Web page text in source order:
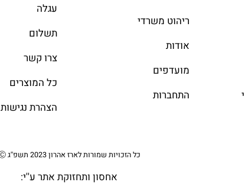
ריהוט משרדי
אודות
מועדפים
התחברות
עגלה
תשלום
צרו קשר
כל המוצרים
הצהרת נגישות
כל הזכויות שמורות לארז אהרון 2023 תשפ''ג Ⓒ
אחסון ותחזוקת אתר ע''י: